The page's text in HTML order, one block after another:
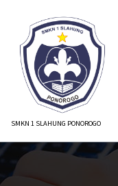
konten
SMKN 1 SLAHUNG PONOROGO